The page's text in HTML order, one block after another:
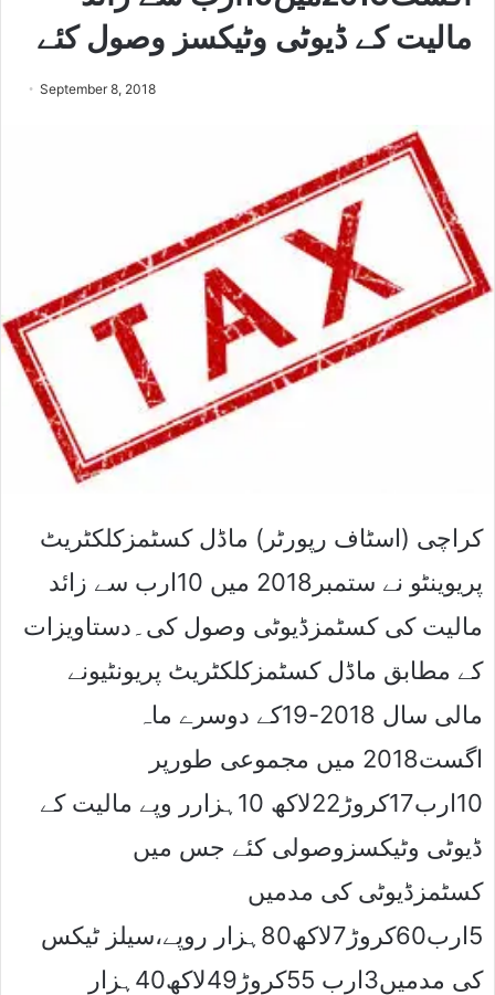
مالیت کے ڈیوٹی وٹیکسز وصول کئے
September 8, 2018
کراچی (اسٹاف رپورٹر) ماڈل کسٹمزکلکٹریٹ
پریوینٹو نے ستمبر2018 میں 10ارب سے زائد
مالیت کی کسٹمزڈیوٹی وصول کی۔دستاویزات
کے مطابق ماڈل کسٹمزکلکٹریٹ پریونٹیونے
مالی سال 2018-19کے دوسرے ماہ
اگست2018 میں مجموعی طورپر
10ارب17کروڑ22لاکھ 10ہزارر وپے مالیت کے
ڈیوٹی وٹیکسزوصولی کئے جس میں
کسٹمزڈیوٹی کی مدمیں
5ارب60کروڑ7لاکھ80ہزار روپے،سیلز ٹیکس
کی مدمیں3ارب 55کروڑ49لاکھ40ہزار